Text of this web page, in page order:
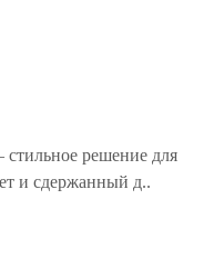
решение для
и сдержанный д..